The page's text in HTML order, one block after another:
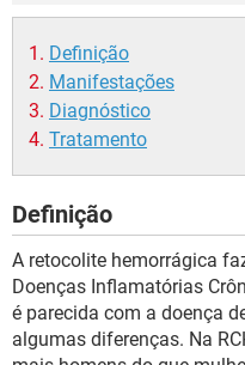
NUTRIÇÃO
BEM-ESTAR
SEXUALIDADE
Definição
Manifestações
Diagnóstico
Tratamento
Definição
A retocolite hemorrágica
Doenças Inflamatórias
é parecida com a doença
algumas diferenças. Na